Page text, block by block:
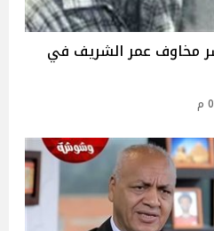
مخاوف عمر الشريف في